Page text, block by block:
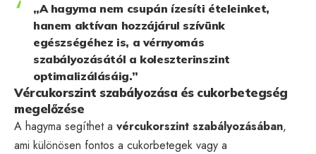
„A hagyma nem csupán ízesíti ételeinket,
hanem aktívan hozzájárul szívünk
egészségéhez is, a vérnyomás
szabályozásától a koleszterinszint
optimalizálásáig.”
Vércukorszint szabályozása és cukorbetegség
megelőzése
A hagyma segíthet a vércukorszint szabályozásában,
ami különösen fontos a cukorbetegek vagy a